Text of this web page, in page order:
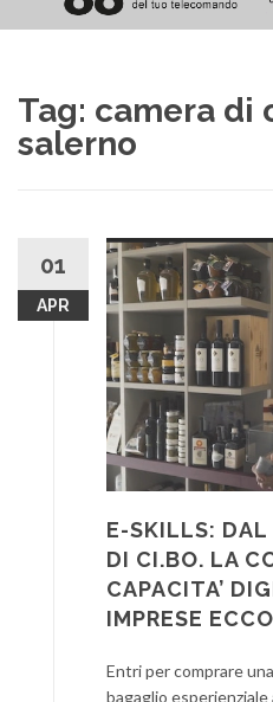
contenuto
Tag: camera di
salerno
01
APR
E-SKILLS: DAL
DI CI.BO. LA
CAPACITA’
IMPRESE
Entri per comprare
bagaglio